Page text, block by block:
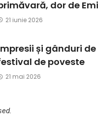
dor de
21 iunie 2026
și gânduri de
de poveste
21 mai 2026